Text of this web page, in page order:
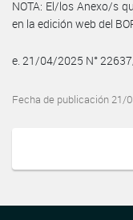
NOTA: El/los Anexo/s
en la edición web del
e. 21/04/2025 N°
Fecha de publicación 21/